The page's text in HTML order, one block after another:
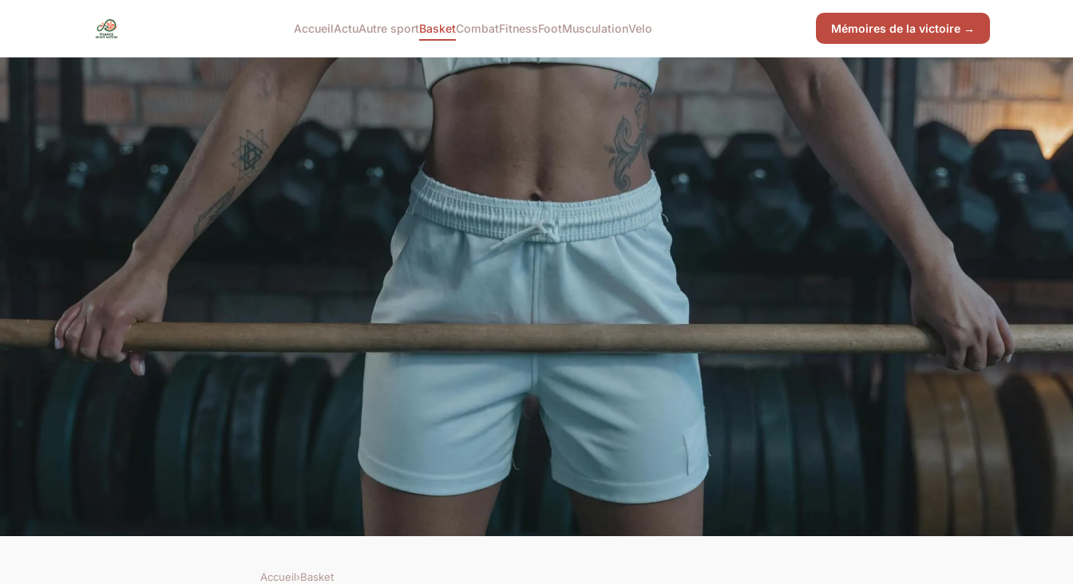
AccueilActuAutre sportBasketCombatFitnessFootMusculationVelo Mémoires de la victoire →
Accueil›Basket